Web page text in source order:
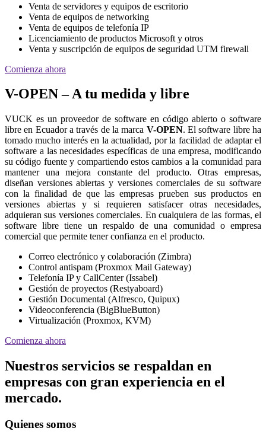
Venta de servidores y equipos de escritorio
Venta de equipos de networking
Venta de equipos de telefonía IP
Licenciamiento de productos Microsoft y otros
Venta y suscripción de equipos de seguridad UTM firewall
Comienza ahora
V-OPEN – A tu medida y libre
VUCK es un proveedor de software en código abierto o software
libre en Ecuador a través de la marca V-OPEN. El software libre ha
tomado mucho interés en la actualidad, por la facilidad de adaptar el
software a las necesidades específicas de una empresa, modificando
su código fuente y compartiendo estos cambios a la comunidad para
mantener una mejora constante del producto. Otras empresas,
diseñan versiones abiertas y versiones comerciales de su software
con la finalidad de que las empresas prueben sus productos en
versiones abiertas y si requieren satisfacer otras necesidades,
adquieran sus versiones comerciales. En cualquiera de las formas, el
software libre tiene un respaldo de una comunidad o empresa
comercial que permite tener confianza en el producto.
Correo electrónico y colaboración (Zimbra)
Control antispam (Proxmox Mail Gateway)
Telefonía IP y CallCenter (Issabel)
Gestión de proyectos (Restyaboard)
Gestión Documental (Alfresco, Quipux)
Videoconferencia (BigBlueButton)
Virtualización (Proxmox, KVM)
Comienza ahora
Nuestros servicios se respaldan en
empresas con gran experiencia en el
mercado.
Quienes somos